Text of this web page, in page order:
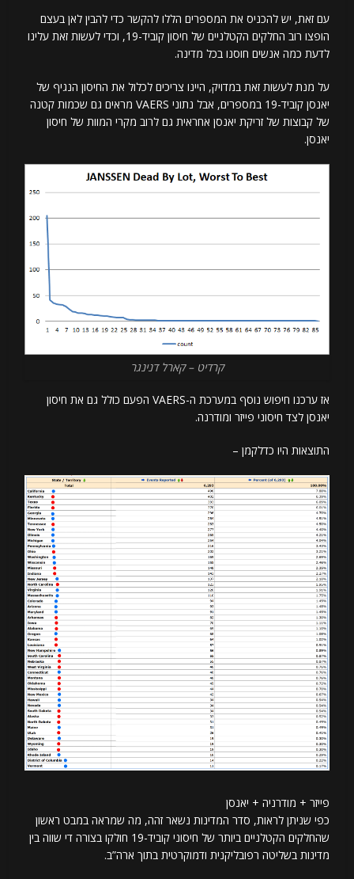
עם זאת, יש להכניס את המספרים הללו להקשר כדי להבין לאן בעצם
הופצו רוב החלקים הקטלניים של חיסון קוביד-19, וכדי לעשות זאת עלינו
לדעת כמה אנשים חוסנו בכל מדינה.
על מנת לעשות זאת במדויק, היינו צריכים לכלול את החיסון הנגיף של
יאנסן קוביד-19 במספרים, אבל נתוני VAERS מראים גם שכמות קטנה
של קבוצות של זריקת יאנסן אחראית גם לרוב מקרי המוות של חיסון
יאנסן.
קרדיט – קארל דנינגר
אז ערכנו חיפוש נוסף במערכת ה-VAERS הפעם כולל גם את חיסון
יאנסן לצד חיסוני פייזר ומודרנה.
התוצאות היו כדלקמן –
פייזר + מודרניה + יאנסן
כפי שניתן לראות, סדר המדינות נשאר זהה, מה שמראה במבט ראשון
שהחלקים הקטלניים ביותר של חיסוני קוביד-19 חולקו בצורה די שווה בין
מדינות בשליטה רפובליקנית ודמוקרטית בתוך ארה”ב.